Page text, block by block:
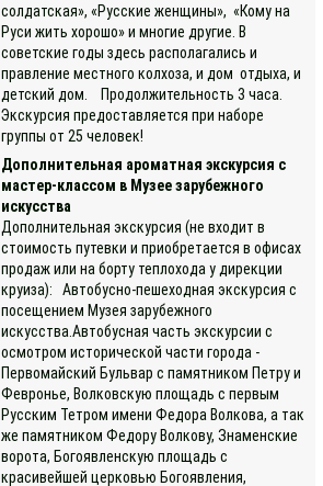
солдатская», «Русские женщины», «Кому на
Руси жить хорошо» и многие другие. В
советские годы здесь располагались и
правление местного колхоза, и дом отдыха, и
детский дом. Продолжительность 3 часа.
Экскурсия предоставляется при наборе
группы от 25 человек!
Дополнительная ароматная экскурсия с
мастер-классом в Музее зарубежного
искусства
Дополнительная экскурсия (не входит в
стоимость путевки и приобретается в офисах
продаж или на борту теплохода у дирекции
круиза): Автобусно-пешеходная экскурсия с
посещением Музея зарубежного
искусства.Автобусная часть экскурсии с
осмотром исторической части города -
Первомайский Бульвар с памятником Петру и
Февронье, Волковскую площадь с первым
Русским Тетром имени Федора Волкова, а так
же памятником Федору Волкову, Знаменские
ворота, Богоявленскую площадь с
красивейшей церковью Богоявления,